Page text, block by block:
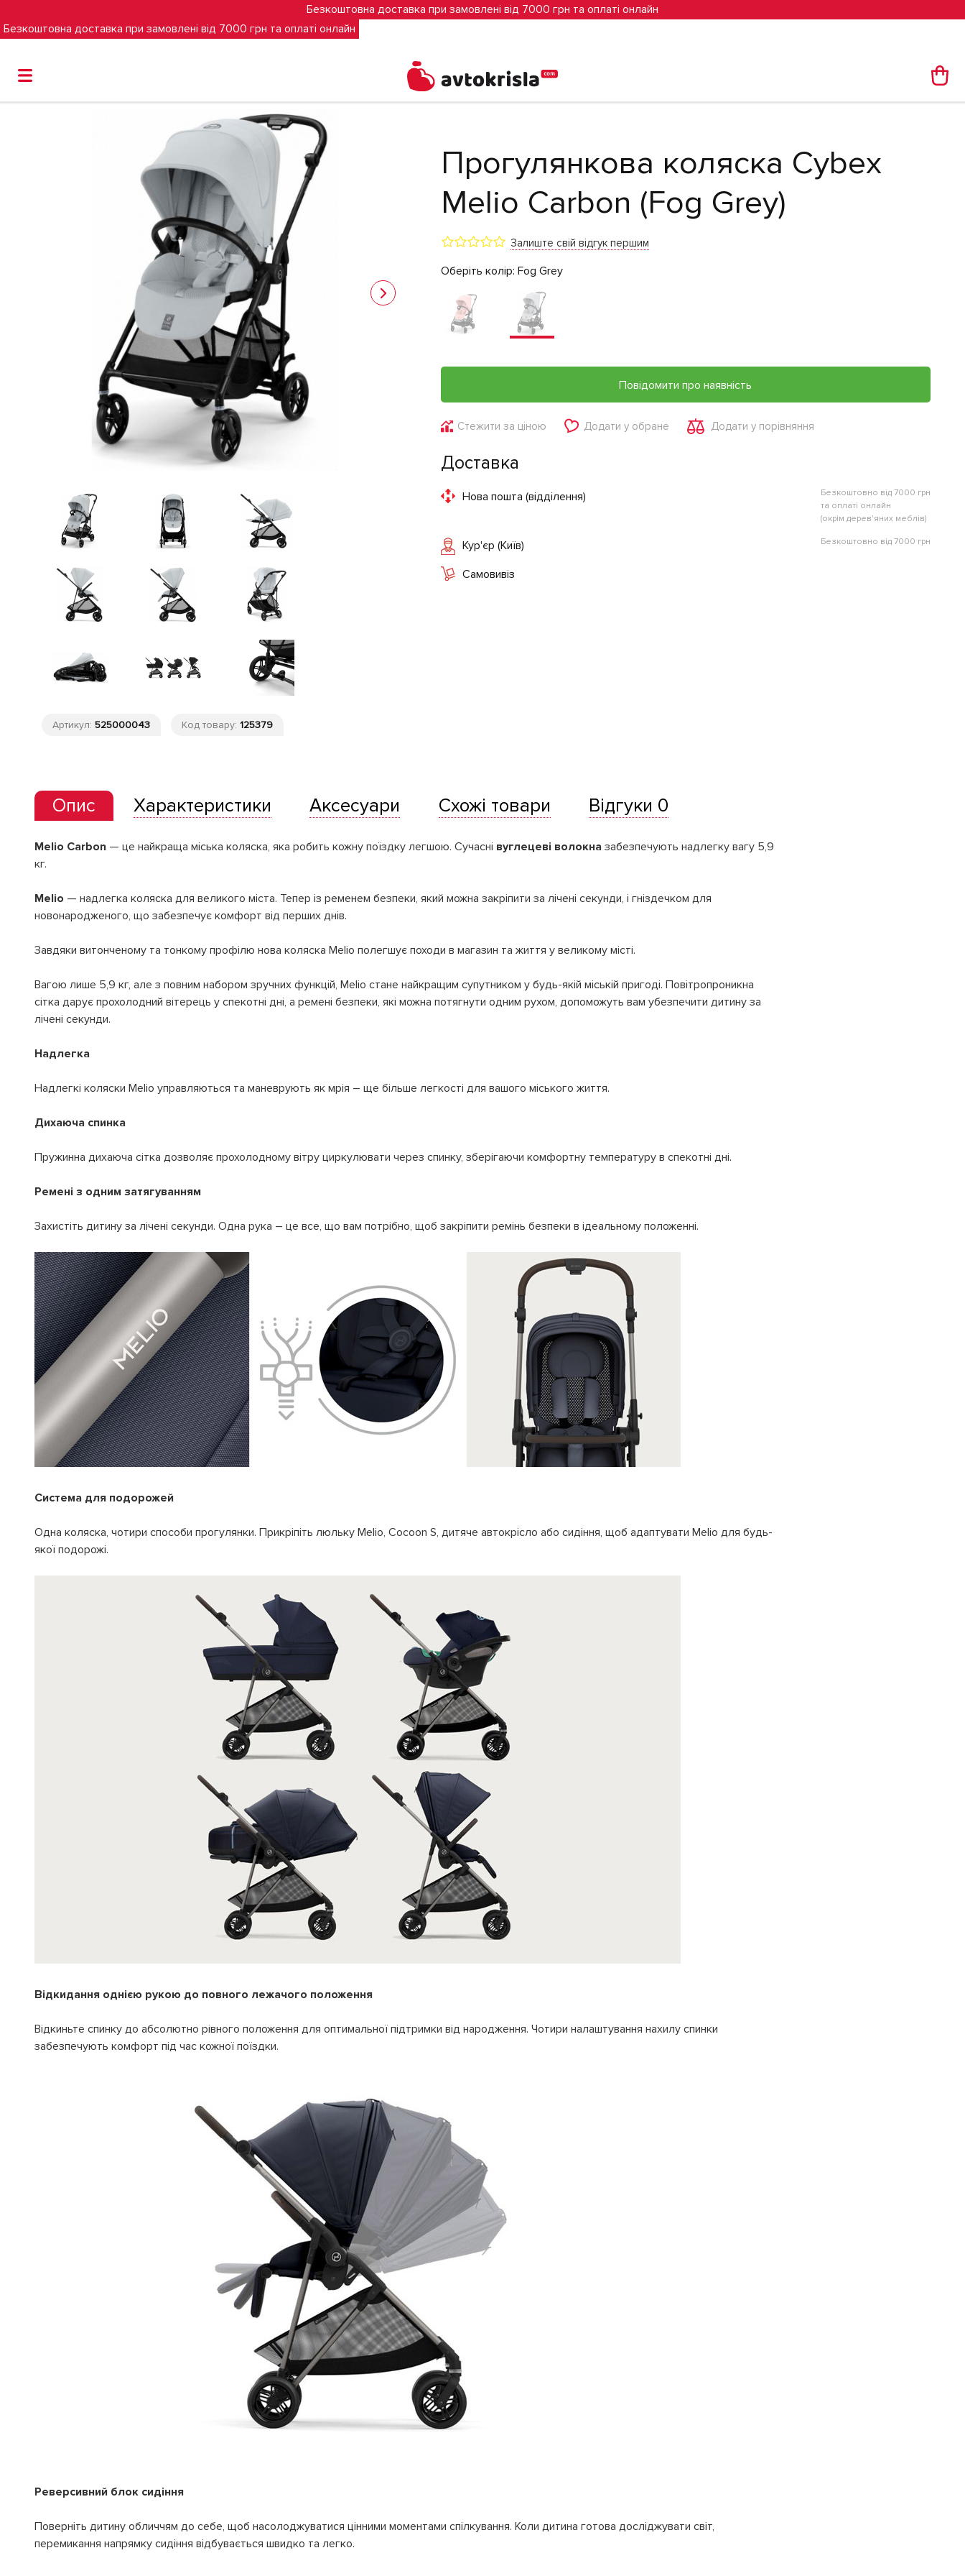
Безкоштовна доставка при замовлені від 7000 грн та оплаті онлайн
Безкоштовна доставка при замовлені від 7000 грн та оплаті онлайн
Артикул: 525000043 Код товару: 125379
Прогулянкова коляска Cybex
Melio Carbon (Fog Grey)
Залиште свій відгук першим
Оберіть колір: Fog Grey
Повідомити про наявність
Стежити за ціною Додати у обране Додати у порівняння
Доставка
Нова пошта (відділення)
Безкоштовно від 7000 грн
та оплаті онлайн
(окрім дерев'яних меблів)
Кур'єр (Київ) Безкоштовно від 7000 грн
Самовивіз
Опис Характеристики Аксесуари Схожі товари Відгуки 0
Melio Carbon — це найкраща міська коляска, яка робить кожну поїздку легшою. Сучасні вуглецеві волокна забезпечують надлегку вагу 5,9
кг.
Melio — надлегка коляска для великого міста. Тепер із ременем безпеки, який можна закріпити за лічені секунди, і гніздечком для
новонародженого, що забезпечує комфорт від перших днів.
Завдяки витонченому та тонкому профілю нова коляска Melio полегшує походи в магазин та життя у великому місті.
Вагою лише 5,9 кг, але з повним набором зручних функцій, Melio стане найкращим супутником у будь-якій міській пригоді. Повітропроникна
сітка дарує прохолодний вітерець у спекотні дні, а ремені безпеки, які можна потягнути одним рухом, допоможуть вам убезпечити дитину за
лічені секунди.
Надлегка
Надлегкі коляски Melio управляються та маневрують як мрія – ще більше легкості для вашого міського життя.
Дихаюча спинка
Пружинна дихаюча сітка дозволяє прохолодному вітру циркулювати через спинку, зберігаючи комфортну температуру в спекотні дні.
Ремені з одним затягуванням
Захистіть дитину за лічені секунди. Одна рука – це все, що вам потрібно, щоб закріпити ремінь безпеки в ідеальному положенні.
Система для подорожей
Одна коляска, чотири способи прогулянки. Прикріпіть люльку Melio, Cocoon S, дитяче автокрісло або сидіння, щоб адаптувати Melio для будь-
якої подорожі.
Відкидання однією рукою до повного лежачого положення
Відкиньте спинку до абсолютно рівного положення для оптимальної підтримки від народження. Чотири налаштування нахилу спинки
забезпечують комфорт під час кожної поїздки.
Реверсивний блок сидіння
Поверніть дитину обличчям до себе, щоб насолоджуватися цінними моментами спілкування. Коли дитина готова досліджувати світ,
перемикання напрямку сидіння відбувається швидко та легко.